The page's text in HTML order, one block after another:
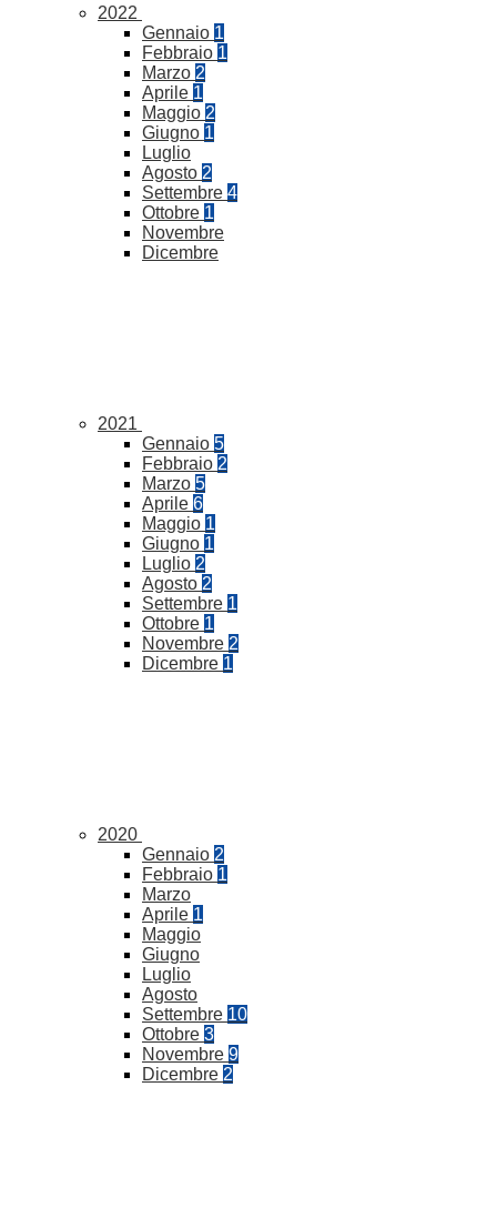
2022
Gennaio 1
Febbraio 1
Marzo 2
Aprile 1
Maggio 2
Giugno 1
Luglio
Agosto 2
Settembre 4
Ottobre 1
Novembre
Dicembre
2021
Gennaio 5
Febbraio 2
Marzo 5
Aprile 6
Maggio 1
Giugno 1
Luglio 2
Agosto 2
Settembre 1
Ottobre 1
Novembre 2
Dicembre 1
2020
Gennaio 2
Febbraio 1
Marzo
Aprile 1
Maggio
Giugno
Luglio
Agosto
Settembre 10
Ottobre 3
Novembre 9
Dicembre 2